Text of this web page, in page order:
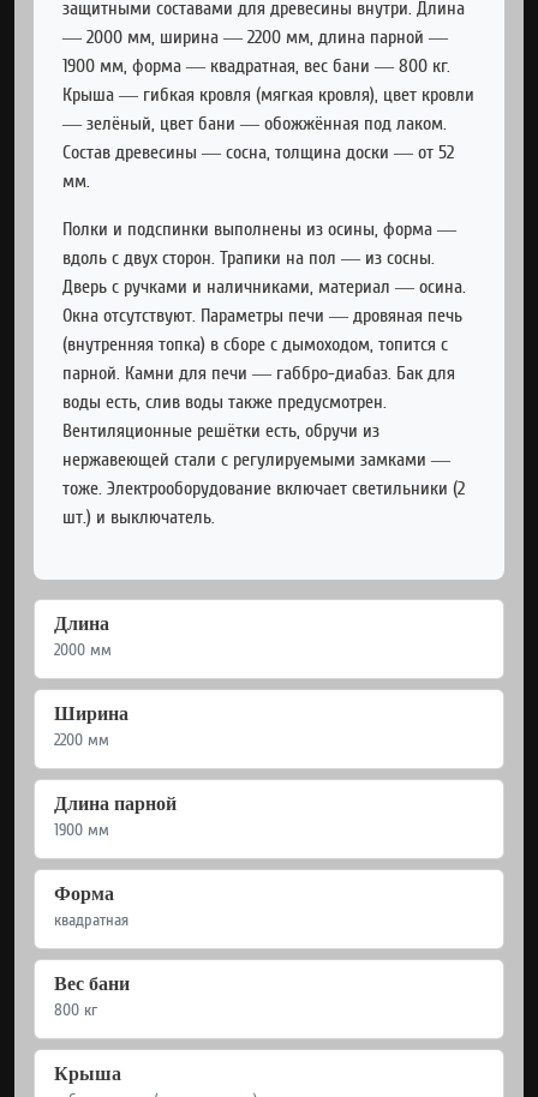
защитными составами для древесины внутри. Длина
— 2000 мм, ширина — 2200 мм, длина парной —
1900 мм, форма — квадратная, вес бани — 800 кг.
Крыша — гибкая кровля (мягкая кровля), цвет кровли
— зелёный, цвет бани — обожжённая под лаком.
Состав древесины — сосна, толщина доски — от 52
мм.
Полки и подспинки выполнены из осины, форма —
вдоль с двух сторон. Трапики на пол — из сосны.
Дверь с ручками и наличниками, материал — осина.
Окна отсутствуют. Параметры печи — дровяная печь
(внутренняя топка) в сборе с дымоходом, топится с
парной. Камни для печи — габбро-диабаз. Бак для
воды есть, слив воды также предусмотрен.
Вентиляционные решётки есть, обручи из
нержавеющей стали с регулируемыми замками —
тоже. Электрооборудование включает светильники (2
шт.) и выключатель.
Длина
2000 мм
Ширина
2200 мм
Длина парной
1900 мм
Форма
квадратная
Вес бани
800 кг
Крыша